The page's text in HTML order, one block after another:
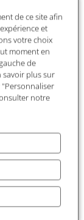
focalisées
leurs
modes
que
une
de ce site afin
et
votre choix
moment en
de
savoir plus sur
notre